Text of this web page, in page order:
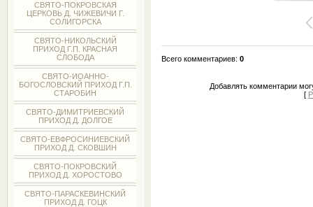
СВЯТО-ПОКРОВСКАЯ
ЦЕРКОВЬ Д. ЧИЖЕВИЧИ Г.
СОЛИГОРСКА
СВЯТО-НИКОЛЬСКИЙ
ПРИХОД Г.П. КРАСНАЯ
СЛОБОДА
СВЯТО-ИОАННО-
БОГОСЛОВСКИЙ ПРИХОД Г.П.
СТАРОБИН
СВЯТО-ДИМИТРИЕВСКИЙ
ПРИХОД Д. ДОЛГОЕ
СВЯТО-ЕВФРОСИНИЕВСКИЙ
ПРИХОД Д. СКОВШИН
СВЯТО-ПОКРОВСКИЙ
ПРИХОД Д. ХОРОСТОВО
СВЯТО-ПАРАСКЕВИНСКИЙ
ПРИХОД Д. ГОЦК
Всего комментариев: 0
Добавлять комментарии
[